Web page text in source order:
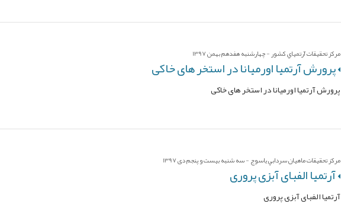
مرکز تحقيقات آرتمياي کشور - چهارشنبه هفدهم بهمن 1397
پرورش آرتمیا اورمیانا در استخر های خاکی
پرورش آرتمیا اورمیانا در استخر های خاکی
مرکز تحقيقات ماهيان سردابي ياسوج - سه شنبه بیست و پنجم دی 1397
آرتمیا الفبای آبزی پروری
آرتمیا الفبای آبزی پروری